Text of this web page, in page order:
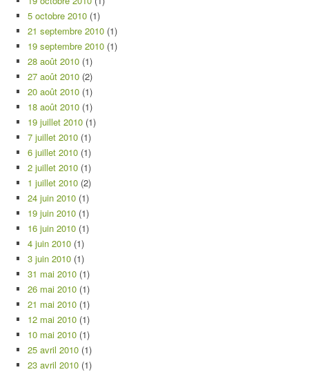
5 octobre 2010 (1)
21 septembre 2010 (1)
19 septembre 2010 (1)
28 août 2010 (1)
27 août 2010 (2)
20 août 2010 (1)
18 août 2010 (1)
19 juillet 2010 (1)
7 juillet 2010 (1)
6 juillet 2010 (1)
2 juillet 2010 (1)
1 juillet 2010 (2)
24 juin 2010 (1)
19 juin 2010 (1)
16 juin 2010 (1)
4 juin 2010 (1)
3 juin 2010 (1)
31 mai 2010 (1)
26 mai 2010 (1)
21 mai 2010 (1)
12 mai 2010 (1)
10 mai 2010 (1)
25 avril 2010 (1)
23 avril 2010 (1)